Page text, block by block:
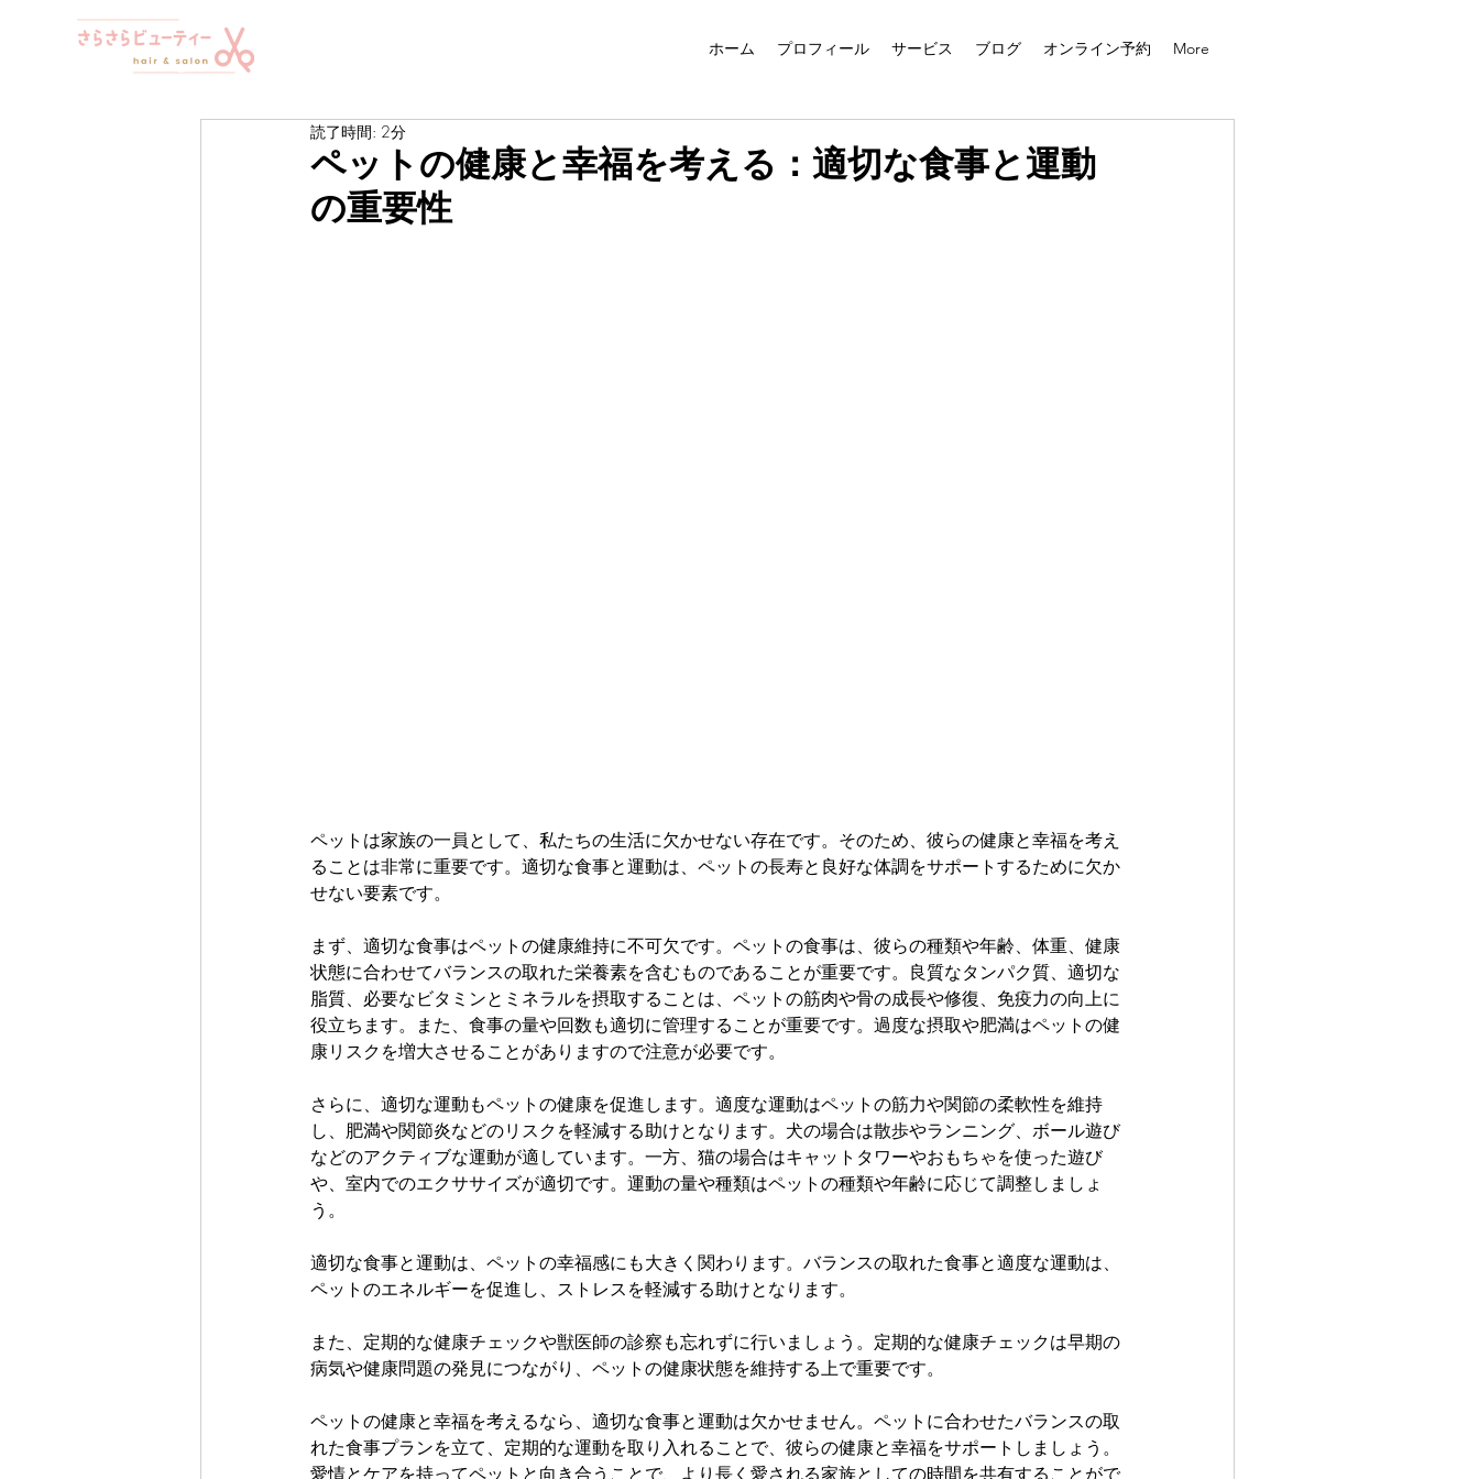
ホーム プロフィール サービス ブログ オンライン予約 More
ペットの健康と幸福を考える：適切な食事と運動
の重要性
読了時間: 2分
ペットは家族の一員として、私たちの生活に欠かせない存在です。そのため、彼らの健康と幸福を考え
ることは非常に重要です。適切な食事と運動は、ペットの長寿と良好な体調をサポートするために欠か
せない要素です。
まず、適切な食事はペットの健康維持に不可欠です。ペットの食事は、彼らの種類や年齢、体重、健康
状態に合わせてバランスの取れた栄養素を含むものであることが重要です。良質なタンパク質、適切な
脂質、必要なビタミンとミネラルを摂取することは、ペットの筋肉や骨の成長や修復、免疫力の向上に
役立ちます。また、食事の量や回数も適切に管理することが重要です。過度な摂取や肥満はペットの健
康リスクを増大させることがありますので注意が必要です。
さらに、適切な運動もペットの健康を促進します。適度な運動はペットの筋力や関節の柔軟性を維持
し、肥満や関節炎などのリスクを軽減する助けとなります。犬の場合は散歩やランニング、ボール遊び
などのアクティブな運動が適しています。一方、猫の場合はキャットタワーやおもちゃを使った遊び
や、室内でのエクササイズが適切です。運動の量や種類はペットの種類や年齢に応じて調整しましょ
う。
適切な食事と運動は、ペットの幸福感にも大きく関わります。バランスの取れた食事と適度な運動は、
ペットのエネルギーを促進し、ストレスを軽減する助けとなります。
また、定期的な健康チェックや獣医師の診察も忘れずに行いましょう。定期的な健康チェックは早期の
病気や健康問題の発見につながり、ペットの健康状態を維持する上で重要です。
ペットの健康と幸福を考えるなら、適切な食事と運動は欠かせません。ペットに合わせたバランスの取
れた食事プランを立て、定期的な運動を取り入れることで、彼らの健康と幸福をサポートしましょう。
愛情とケアを持ってペットと向き合うことで、より長く愛される家族としての時間を共有することがで